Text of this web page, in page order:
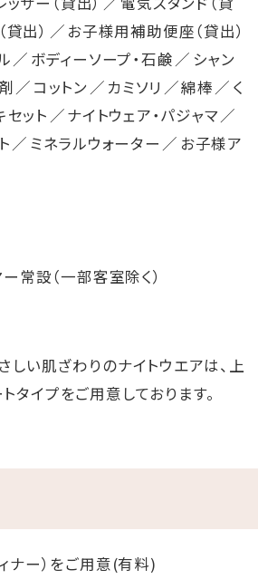
出）
お子様用補助便座（貸出）
ボディーソープ・石鹸
シャン
コットン カミソリ 綿棒
く
ット
ナイトウェア・パジャマ
ミネラルウォーター
お子様ア
常設（一部客室除く）
しい肌ざわりのナイトウエアは、上
タイプをご用意しております。
ナー）をご用意(有料)